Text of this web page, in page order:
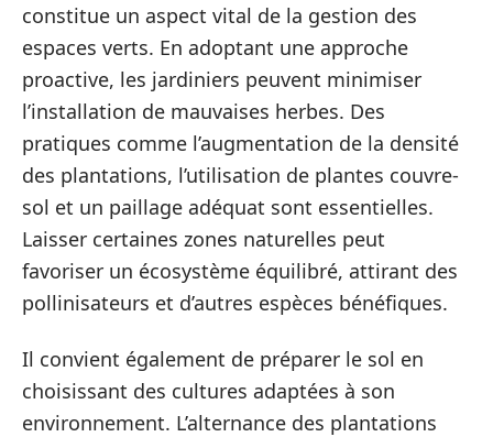
constitue un aspect vital de la gestion des
espaces verts. En adoptant une approche
proactive, les jardiniers peuvent minimiser
l’installation de mauvaises herbes. Des
pratiques comme l’augmentation de la densité
des plantations, l’utilisation de plantes couvre-
sol et un paillage adéquat sont essentielles.
Laisser certaines zones naturelles peut
favoriser un écosystème équilibré, attirant des
pollinisateurs et d’autres espèces bénéfiques.
Il convient également de préparer le sol en
choisissant des cultures adaptées à son
environnement. L’alternance des plantations